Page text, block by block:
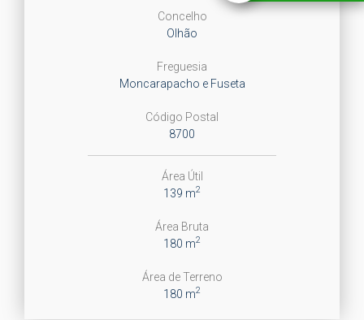
Concelho
Olhão
Freguesia
Moncarapacho e Fuseta
Código Postal
8700
Área Útil
139 m2
Área Bruta
180 m2
Área de Terreno
180 m2